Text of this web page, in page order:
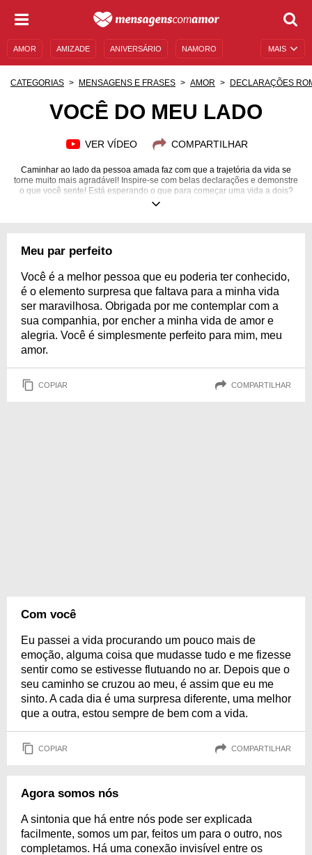
MAIS
AMOR AMIZADE ANIVERSÁRIO NAMORO
CATEGORIAS MENSAGENS E FRASES AMOR DECLARAÇÕES
VOCÊ DO MEU LADO
VER VÍDEO COMPARTILHAR
Caminhar ao lado da pessoa amada faz com que a trajetória da vida se
torne muito mais agradável! Inspire-se com belas declarações e demonstre
o que você sente! Está esperando o que para começar uma vida a dois?
Aproveite as melhores sensações do amor!
Meu par perfeito
Você é a melhor pessoa que eu poderia ter conhecido,
é o elemento surpresa que faltava para a minha vida
ser maravilhosa. Obrigada por me contemplar com a
sua companhia, por encher a minha vida de amor e
alegria. Você é simplesmente perfeito para mim, meu
amor.
COPIAR COMPARTILHAR
Com você
Eu passei a vida procurando um pouco mais de
emoção, alguma coisa que mudasse tudo e me fizesse
sentir como se estivesse flutuando no ar. Depois que o
seu caminho se cruzou ao meu, é assim que eu me
sinto. A cada dia é uma surpresa diferente, uma melhor
que a outra, estou sempre de bem com a vida.
COPIAR COMPARTILHAR
Agora somos nós
A sintonia que há entre nós pode ser explicada
facilmente, somos um par, feitos um para o outro, nos
completamos. Há uma conexão invisível entre os